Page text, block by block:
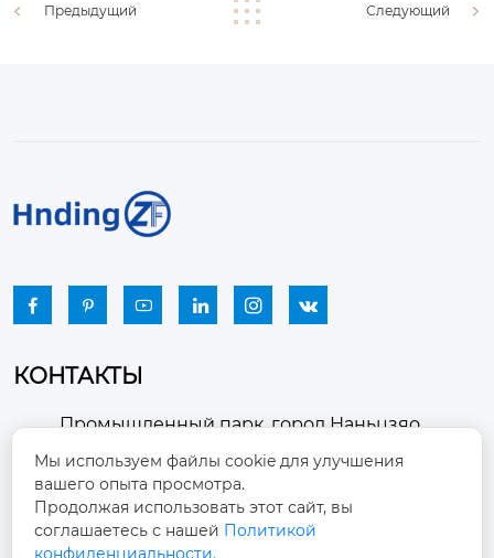
Предыдущий Следующий
     
КОНТАКТЫ

Промышленный парк, город Наньцзяо,
район Чжоуцунь, город Цзыбо, провинция
Шаньдун
 winston-xu@hengdingfan.com
Мы используем файлы cookie для улучшения
вашего опыта просмотра.
Продолжая использовать этот сайт, вы
соглашаетесь с нашей Политикой
конфиденциальности.